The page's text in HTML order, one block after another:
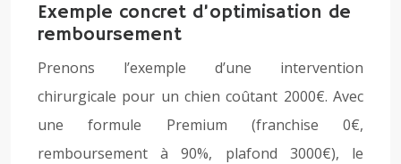
Exemple concret d’optimisation de
remboursement
Prenons l’exemple d’une intervention
chirurgicale pour un chien coûtant 2000€. Avec
une formule Premium (franchise 0€,
remboursement à 90%, plafond 3000€), le